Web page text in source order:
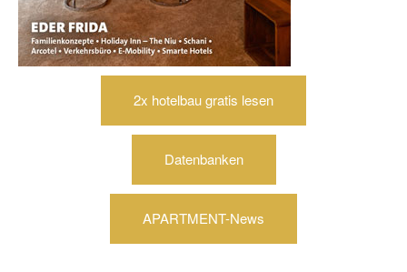
2x hotelbau gratis lesen
Datenbanken
APARTMENT-News